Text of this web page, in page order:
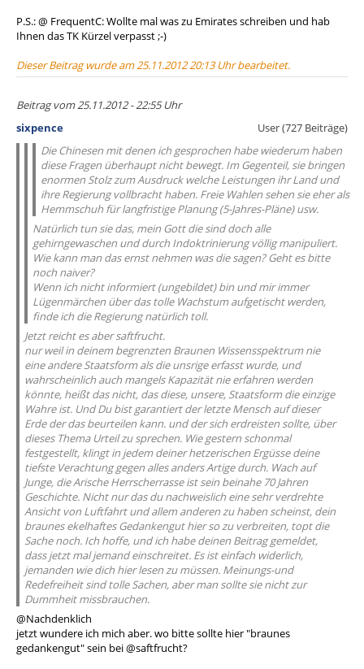
P.S.: @ FrequentC: Wollte mal was zu Emirates schreiben und hab
Ihnen das TK Kürzel verpasst ;-)
Dieser Beitrag wurde am 25.11.2012 20:13 Uhr bearbeitet.
Beitrag vom 25.11.2012 - 22:55 Uhr
sixpence
User (727 Beiträge)
Die Chinesen mit denen ich gesprochen habe wiederum haben
diese Fragen überhaupt nicht bewegt. Im Gegenteil, sie bringen
enormen Stolz zum Ausdruck welche Leistungen ihr Land und
ihre Regierung vollbracht haben. Freie Wahlen sehen sie eher als
Hemmschuh für langfristige Planung (5-Jahres-Pläne) usw.
Natürlich tun sie das, mein Gott die sind doch alle
gehirngewaschen und durch Indoktrinierung völlig manipuliert.
Wie kann man das ernst nehmen was die sagen? Geht es bitte
noch naiver?
Wenn ich nicht informiert (ungebildet) bin und mir immer
Lügenmärchen über das tolle Wachstum aufgetischt werden,
finde ich die Regierung natürlich toll.
Jetzt reicht es aber saftfrucht.
nur weil in deinem begrenzten Braunen Wissensspektrum nie
eine andere Staatsform als die unsrige erfasst wurde, und
wahrscheinlich auch mangels Kapazität nie erfahren werden
könnte, heißt das nicht, das diese, unsere, Staatsform die einzige
Wahre ist. Und Du bist garantiert der letzte Mensch auf dieser
Erde der das beurteilen kann. und der sich erdreisten sollte, über
dieses Thema Urteil zu sprechen. Wie gestern schonmal
festgestellt, klingt in jedem deiner hetzerischen Ergüsse deine
tiefste Verachtung gegen alles anders Artige durch. Wach auf
Junge, die Arische Herrscherrasse ist sein beinahe 70 Jahren
Geschichte. Nicht nur das du nachweislich eine sehr verdrehte
Ansicht von Luftfahrt und allem anderen zu haben scheinst, dein
braunes ekelhaftes Gedankengut hier so zu verbreiten, topt die
Sache noch. Ich hoffe, und ich habe deinen Beitrag gemeldet,
dass jetzt mal jemand einschreitet. Es ist einfach widerlich,
jemanden wie dich hier lesen zu müssen. Meinungs-und
Redefreiheit sind tolle Sachen, aber man sollte sie nicht zur
Dummheit missbrauchen.
@Nachdenklich
jetzt wundere ich mich aber. wo bitte sollte hier "braunes
gedankengut" sein bei @saftfrucht?